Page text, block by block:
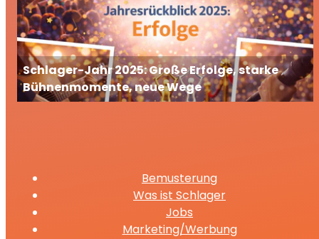
Schlager-Jahr 2025: Große Erfolge, starke
Bühnenmomente, neue Wege
Bemusterung
Was ist Schlager
Jobs
Marketing/Werbung